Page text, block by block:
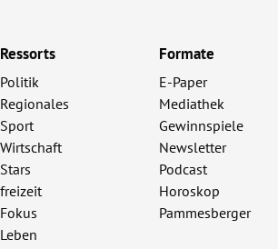
Ressorts
Politik
Regionales
Sport
Wirtschaft
Stars
freizeit
Fokus
Leben
Formate
E-Paper
Mediathek
Gewinnspiele
Newsletter
Podcast
Horoskop
Pammesberger